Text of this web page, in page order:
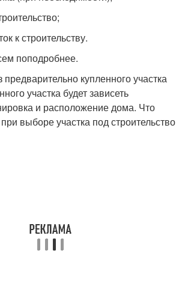
к строительству.
поподробнее.
предварительно купленного участка
участка будет зависеть
и расположение дома. Что
выборе участка под строительство